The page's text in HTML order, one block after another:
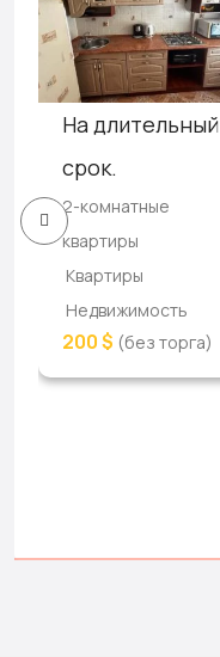
На длительный
срок.
2-комнатные
квартиры
Квартиры
Недвижимость
200 $ (без торга)